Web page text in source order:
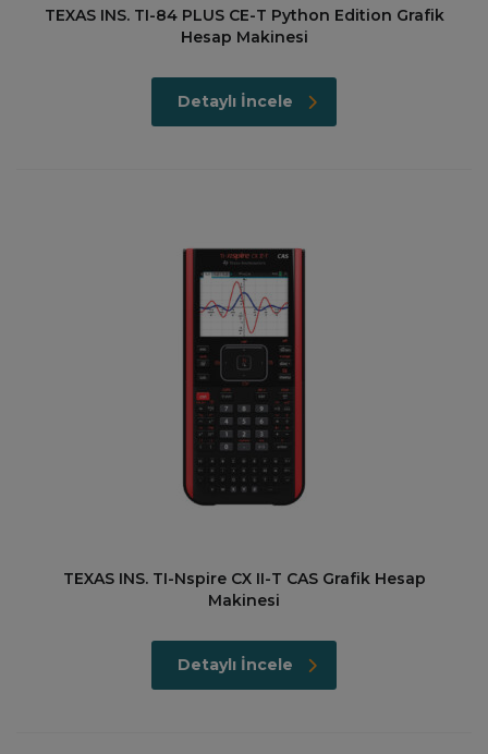
TEXAS INS. TI-84 PLUS CE-T Python Edition Grafik
Hesap Makinesi
Detaylı İncele
TEXAS INS. TI-Nspire CX II-T CAS Grafik Hesap
Makinesi
Detaylı İncele